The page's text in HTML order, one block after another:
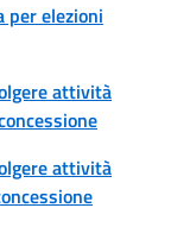
per elezioni
attività
attività